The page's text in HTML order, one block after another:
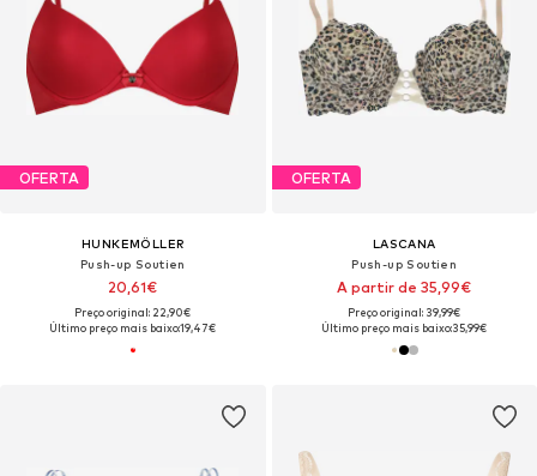
OFERTA
HUNKEMÖLLER
Push-up Soutien
20,61€
Preço original: 22,90€
Último preço mais baixo:19,47€
OFERTA
LASCANA
Push-up Soutien
A partir de 35,99€
Preço original: 39,99€
Último preço mais baixo:35,99€